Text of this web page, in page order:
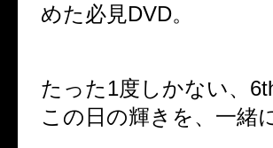
めた必見DVD。
たった1度しかない、
この日の輝きを、一緒